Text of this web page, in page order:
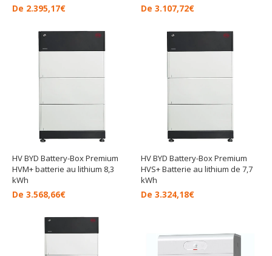
De 2.395,17€ De 3.107,72€
HV BYD Battery-Box Premium
HVM+ batterie au lithium 8,3
kWh
De 3.568,66€
HV BYD Battery-Box Premium
HVS+ Batterie au lithium de 7,7
kWh
De 3.324,18€